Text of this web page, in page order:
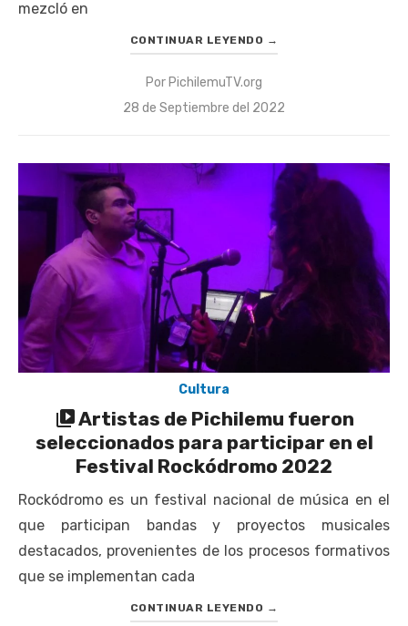
mezcló en
CONTINUAR LEYENDO →
Por PichilemuTV.org
Publicado
28 de Septiembre del 2022
Cultura
Artistas de Pichilemu fueron
seleccionados para participar en el
Festival Rockódromo 2022
Rockódromo es un festival nacional de música en el
que participan bandas y proyectos musicales
destacados, provenientes de los procesos formativos
que se implementan cada
CONTINUAR LEYENDO →